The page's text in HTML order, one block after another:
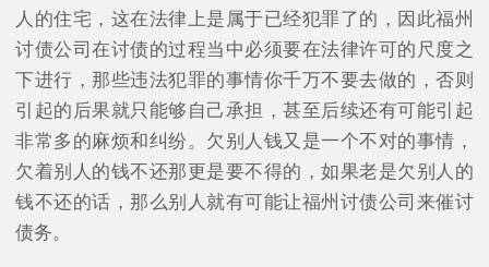
人的住宅，这在法律上是属于已经犯罪了的，因此福州
讨债公司在讨债的过程当中必须要在法律许可的尺度之
下进行，那些违法犯罪的事情你千万不要去做的，否则
引起的后果就只能够自己承担，甚至后续还有可能引起
非常多的麻烦和纠纷。欠别人钱又是一个不对的事情，
欠着别人的钱不还那更是要不得的，如果老是欠别人的
钱不还的话，那么别人就有可能让福州讨债公司来催讨
债务。